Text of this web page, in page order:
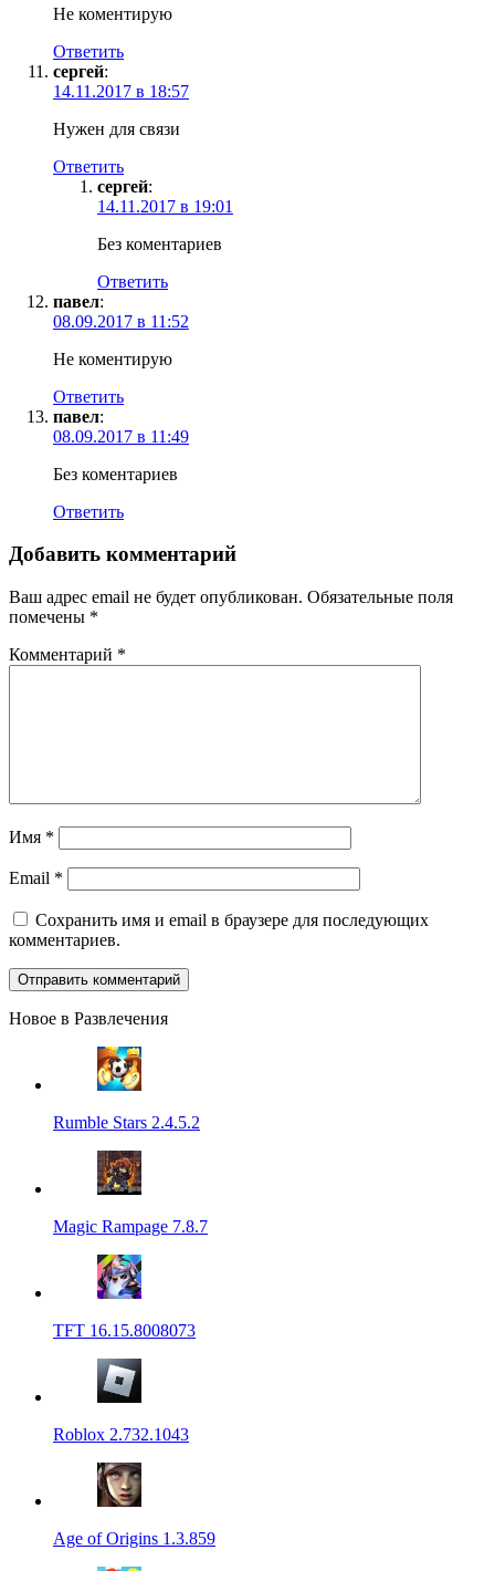
Не коментирую
Ответить
сергей:
14.11.2017 в 18:57
Нужен для связи
Ответить
сергей:
14.11.2017 в 19:01
Без коментариев
Ответить
павел:
08.09.2017 в 11:52
Не коментирую
Ответить
павел:
08.09.2017 в 11:49
Без коментариев
Ответить
Добавить комментарий
Ваш адрес email не будет опубликован. Обязательные поля
помечены *
Комментарий *
Имя *
Email *
Сохранить имя и email в браузере для последующих
комментариев.
Новое в Развлечения
Rumble Stars 2.4.5.2
Magic Rampage 7.8.7
TFT 16.15.8008073
Roblox 2.732.1043
Age of Origins 1.3.859